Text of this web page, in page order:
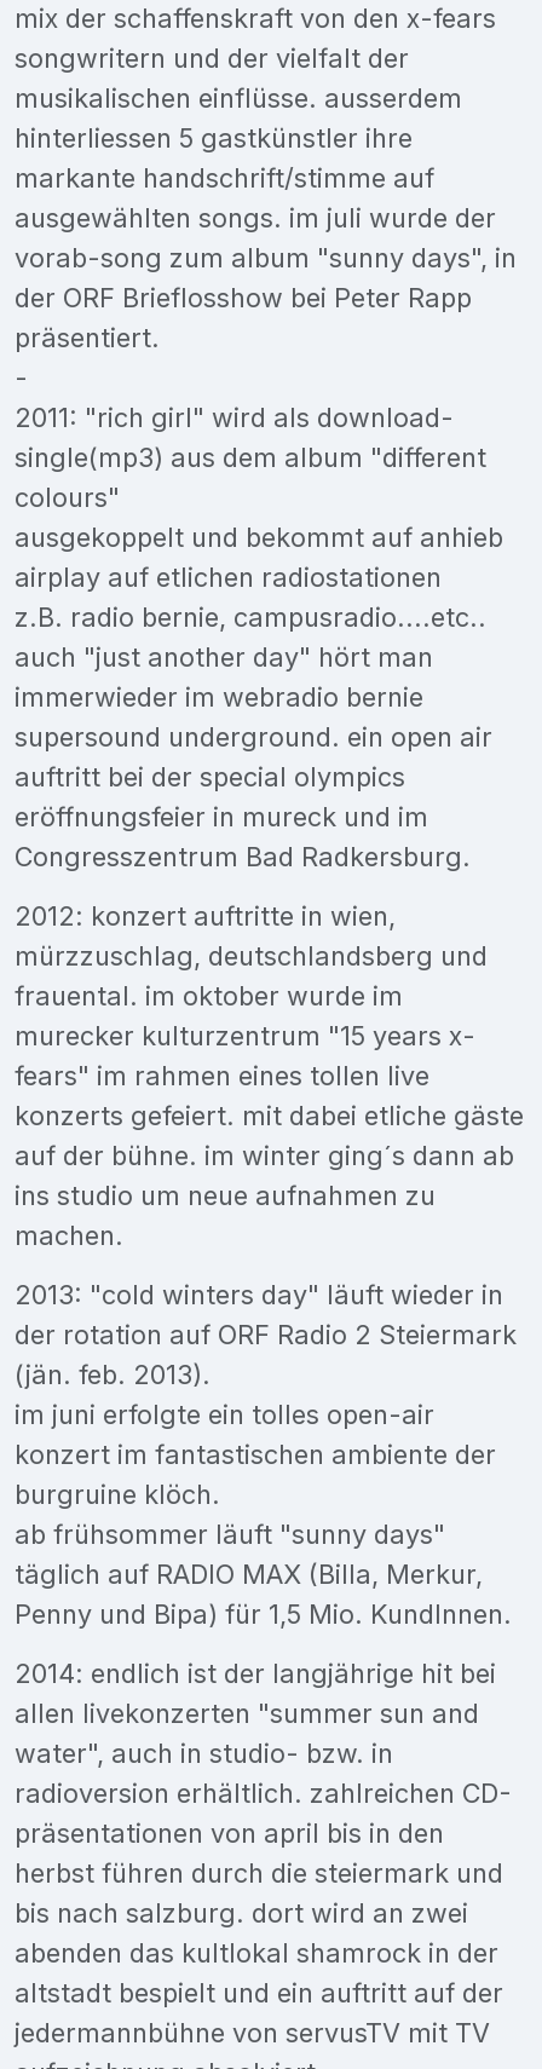
mix der schaffenskraft von den x-fears
songwritern und der vielfalt der
musikalischen einflüsse. ausserdem
hinterliessen 5 gastkünstler ihre
markante handschrift/stimme auf
ausgewählten songs. im juli wurde der
vorab-song zum album "sunny days", in
der ORF Brieflosshow bei Peter Rapp
präsentiert.
-
2011: "rich girl" wird als download-
single(mp3) aus dem album "different
colours"
ausgekoppelt und bekommt auf anhieb
airplay auf etlichen radiostationen
z.B. radio bernie, campusradio....etc..
auch "just another day" hört man
immerwieder im webradio bernie
supersound underground. ein open air
auftritt bei der special olympics
eröffnungsfeier in mureck und im
Congresszentrum Bad Radkersburg.
2012: konzert auftritte in wien,
mürzzuschlag, deutschlandsberg und
frauental. im oktober wurde im
murecker kulturzentrum "15 years x-
fears" im rahmen eines tollen live
konzerts gefeiert. mit dabei etliche gäste
auf der bühne. im winter ging´s dann ab
ins studio um neue aufnahmen zu
machen.
2013: "cold winters day" läuft wieder in
der rotation auf ORF Radio 2 Steiermark
(jän. feb. 2013).
im juni erfolgte ein tolles open-air
konzert im fantastischen ambiente der
burgruine klöch.
ab frühsommer läuft "sunny days"
täglich auf RADIO MAX (Billa, Merkur,
Penny und Bipa) für 1,5 Mio. KundInnen.
2014: endlich ist der langjährige hit bei
allen livekonzerten "summer sun and
water", auch in studio- bzw. in
radioversion erhältlich. zahlreichen CD-
präsentationen von april bis in den
herbst führen durch die steiermark und
bis nach salzburg. dort wird an zwei
abenden das kultlokal shamrock in der
altstadt bespielt und ein auftritt auf der
jedermannbühne von servusTV mit TV